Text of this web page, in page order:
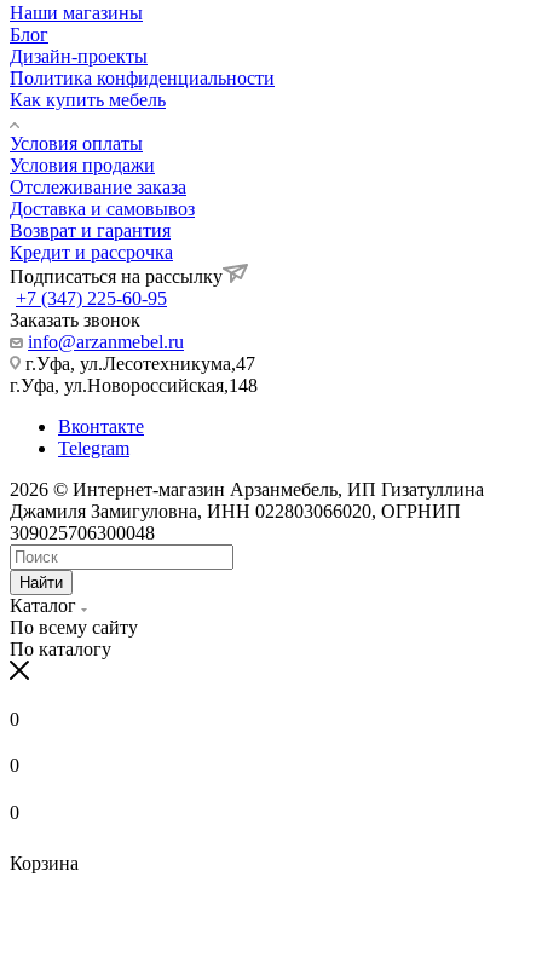
Наши магазины
Блог
Дизайн-проекты
Политика конфиденциальности
Как купить мебель
Условия оплаты
Условия продажи
Отслеживание заказа
Доставка и самовывоз
Возврат и гарантия
Кредит и рассрочка
Подписаться на рассылку
+7 (347) 225-60-95
Заказать звонок
info@arzanmebel.ru
г.Уфа, ул.Лесотехникума,47
г.Уфа, ул.Новороссийская,148
Вконтакте
Telegram
2026 © Интернет-магазин Арзанмебель, ИП Гизатуллина
Джамиля Замигуловна, ИНН 022803066020, ОГРНИП
309025706300048
Найти
Каталог
По всему сайту
По каталогу
0
0
0
Корзина